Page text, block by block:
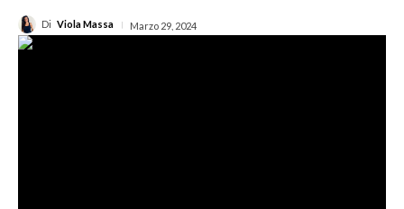
Di Viola Massa Marzo 29, 2024